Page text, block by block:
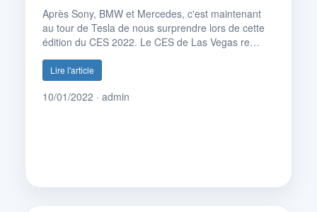
Après Sony, BMW et Mercedes, c'est maintenant
au tour de Tesla de nous surprendre lors de cette
édition du CES 2022. Le CES de Las Vegas re…
Lire l'article
10/01/2022 · admin